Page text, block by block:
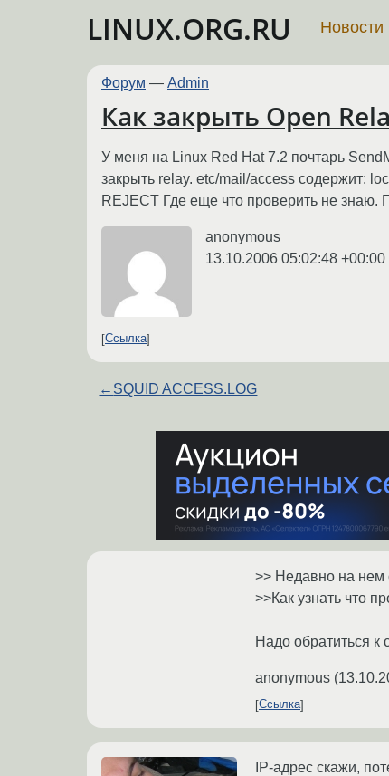
LINUX.ORG.RU Новости
Форум — Admin
Как закрыть Open
У меня на Linux Red Hat 7.2 почтарь
закрыть relay. etc/mail/access содержит:
REJECT Где еще что проверить не знаю.
anonymous
13.10.2006 05:02:48 +00:00
Ссылка
← SQUID ACCESS.LOG
>> Недавно на нем
>>Как узнать что
Надо обратиться к
anonymous (
Ссылка
IP-адрес скажи,